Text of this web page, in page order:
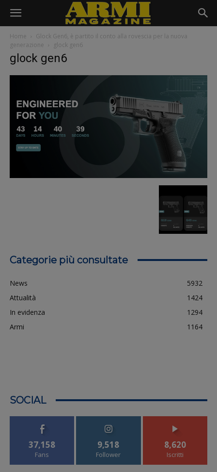
Home
Glock Gen6, è partito il conto alla rovescia per la nuova
generazione
glock gen6
glock gen6
Categorie più consultate
News
5932
Attualità
1424
In evidenza
1294
Armi
1164
SOCIAL
37,158
Fans
9,518
Follower
8,620
Iscritti